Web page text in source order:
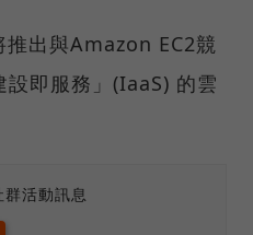
出與Amazon EC2競
即服務」(IaaS) 的雲
活動訊息